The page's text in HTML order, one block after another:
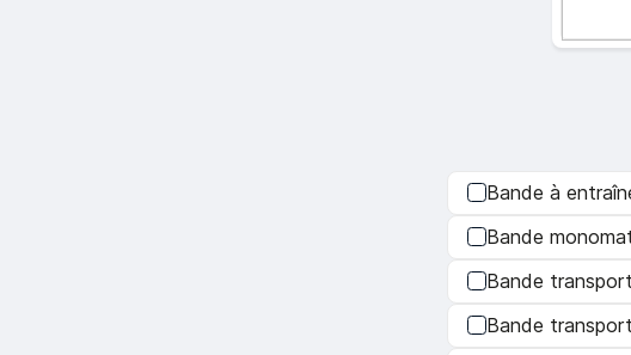
Bande à
Bande
Bande
Bande